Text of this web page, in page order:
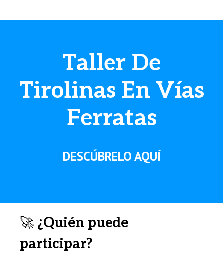
Taller De
Tirolinas En Vías
Ferratas
DESCÚBRELO AQUÍ
🚀 ¿Quién puede
participar?